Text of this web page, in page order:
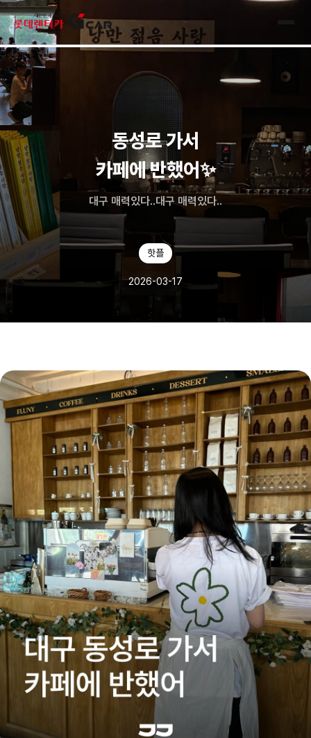
skip navigation
동성로 가서
카페에 반했어✨
대구 매력있다..대구 매력있다..
핫플
2026-03-17